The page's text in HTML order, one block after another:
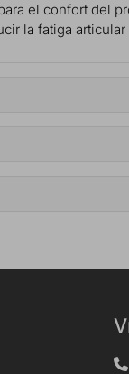
el confort del
la fatiga